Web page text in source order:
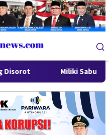
Miliki Sabu 50 Gram, IRT di